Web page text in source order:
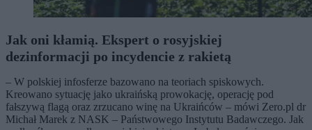
Jak oni kłamią. Ekspert o rosyjskiej
dezinformacji po incydencie z rakietą
– W polskiej infosferze bazowano na teoriach spiskowych.
Kreowano sytuację jako ukraińską prowokację, operację pod
fałszywą flagą oraz zrzucano winę na Ukraińców – mówi Zero.pl dr
Michał Marek z NASK – Państwowego Instytutu Badawczego. Jak